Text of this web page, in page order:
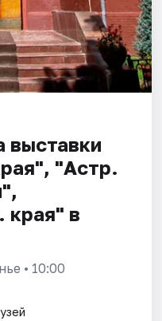
выставки
"Астр.
края" в
• 10:00